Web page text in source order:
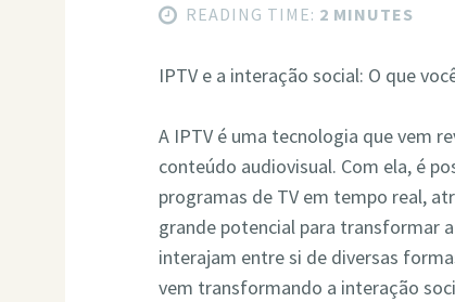
READING TIME: 2 MINUTES
IPTV e a interação social: O que
A IPTV é uma tecnologia que vem
conteúdo audiovisual. Com ela, é
programas de TV em tempo real,
grande potencial para transformar
interajam entre si de diversas
vem transformando a interação